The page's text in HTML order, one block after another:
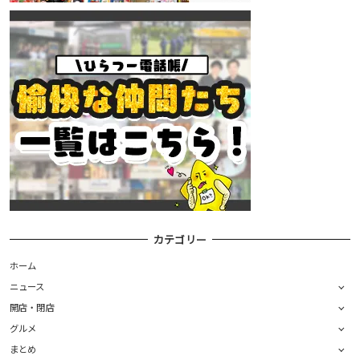
カテゴリー
ホーム
ニュース
開店・閉店
グルメ
まとめ